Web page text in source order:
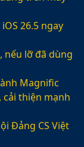
26.5 ngay
nếu lỡ đã dùng
Magnific
cải thiện mạnh
Đảng CS Việt